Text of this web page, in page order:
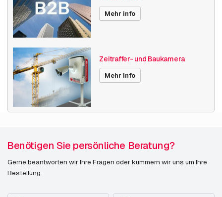
Mehr info
Zeitraffer- und Baukamera
Mehr Info
Benötigen Sie persönliche Beratung?
Gerne beantworten wir Ihre Fragen oder kümmern wir uns um Ihre
Bestellung.